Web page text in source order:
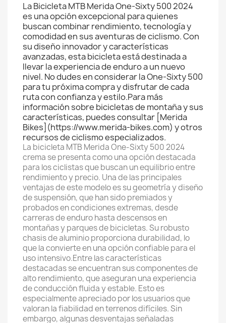
La Bicicleta MTB Merida One-Sixty 500 2024
es una opción excepcional para quienes
buscan combinar rendimiento, tecnología y
comodidad en sus aventuras de ciclismo. Con
su diseño innovador y características
avanzadas, esta bicicleta está destinada a
llevar la experiencia de enduro a un nuevo
nivel. No dudes en considerar la One-Sixty 500
para tu próxima compra y disfrutar de cada
ruta con confianza y estilo.Para más
información sobre bicicletas de montaña y sus
características, puedes consultar [Merida
Bikes](https://www.merida-bikes.com) y otros
recursos de ciclismo especializados.
La bicicleta MTB Merida One-Sixty 500 2024
crema se presenta como una opción destacada
para los ciclistas que buscan un equilibrio entre
rendimiento y precio. Una de las principales
ventajas de este modelo es su geometría y diseño
de suspensión, que han sido premiados y
probados en condiciones extremas, desde
carreras de enduro hasta descensos en
montañas y parques de bicicletas. Su robusto
chasis de aluminio proporciona durabilidad, lo
que la convierte en una opción confiable para el
uso intensivo.Entre las características
destacadas se encuentran sus componentes de
alto rendimiento, que aseguran una experiencia
de conducción fluida y estable. Esto es
especialmente apreciado por los usuarios que
valoran la fiabilidad en terrenos difíciles. Sin
embargo, algunas desventajas señaladas